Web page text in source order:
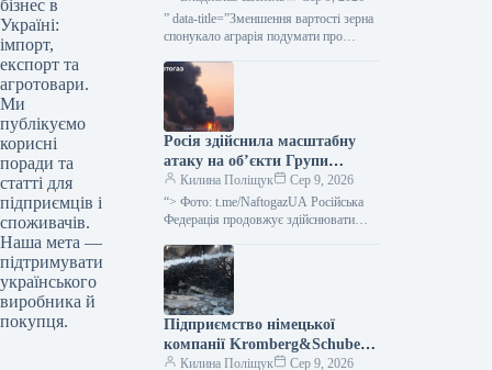
бізнес в
Україні:
імпорт,
експорт та
агротовари.
Ми
публікуємо
корисні
поради та
статті для
підприємців і
споживачів.
Наша мета —
підтримувати
українського
виробника й
покупця.
альтернативу — KURKUL
” data-title=”Зменшення вартості зерна
спонукало аграрія подумати про
url=”https://kurkul.com/news/41856-
cherez-padinnya-tsin-na-zerno-fermer-
zadumavsya-pro-zaminu-pshenitsi-
jitom”> Через зниження вартості зерна
аграрій замислився…
Росія здійснила масштабну
атаку на об’єкти Групи
“Нафтогаз” по всій Україні
Килина Поліщук
Сер 9, 2026
“> Фото: t.me/NaftogazUA Російська
Федерація продовжує здійснювати
підприємства, що належать до Групи
“Нафтогаз”: протягом останніх
трьох…
Підприємство німецької
компанії Kromberg&Schubert
на Житомирщині припинило
Килина Поліщук Сер 9, 2026